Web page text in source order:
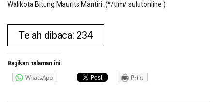
Walikota Bitung Maurits Mantiri. (*/tim/ sulutonline )
Telah dibaca: 234
Bagikan halaman ini:
WhatsApp Print